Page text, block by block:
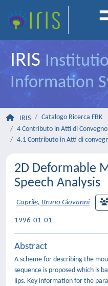
IRIS
Information
IRIS
Catalogo Ricerca FBK
4 Contributo in Atti di
4.1 Contributo in Atti di
2D Deformable
Speech Analysis
Caprile, Bruno Giovanni
1996-01-01
Abstract
A scheme for describing the
sequence is proposed which is
lips. Key information for the